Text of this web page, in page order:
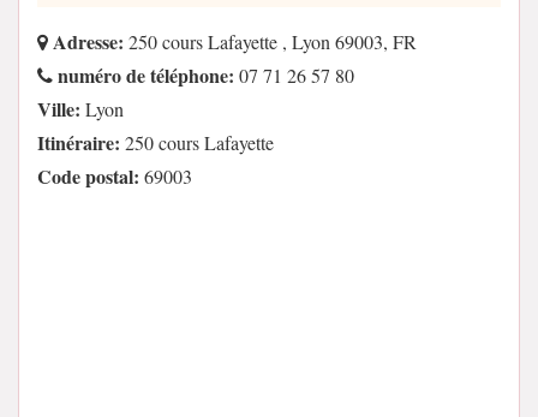
Adresse: 250 cours Lafayette , Lyon 69003, FR
numéro de téléphone: 07 71 26 57 80
Ville: Lyon
Itinéraire: 250 cours Lafayette
Code postal: 69003